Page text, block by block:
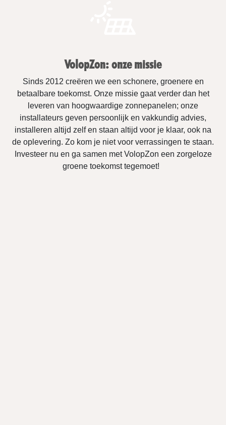
VolopZon: onze missie
Sinds 2012 creëren we een schonere, groenere en
betaalbare toekomst. Onze missie gaat verder dan het
leveren van hoogwaardige zonnepanelen; onze
installateurs geven persoonlijk en vakkundig advies,
installeren altijd zelf en staan altijd voor je klaar, ook na
de oplevering. Zo kom je niet voor verrassingen te staan.
Investeer nu en ga samen met VolopZon een zorgeloze
groene toekomst tegemoet!